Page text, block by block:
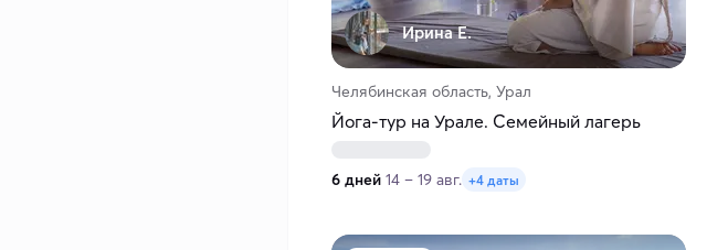
Ирина Е.
Челябинская область, Урал
Йога-тур на Урале. Семейный лагерь
6 дней 14 – 19 авг. +4 даты